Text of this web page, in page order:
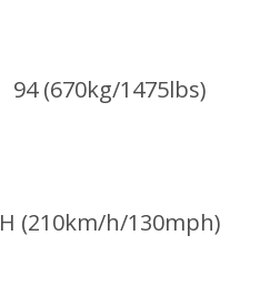
94 (670kg/1475lbs)
H (210km/h/130mph)